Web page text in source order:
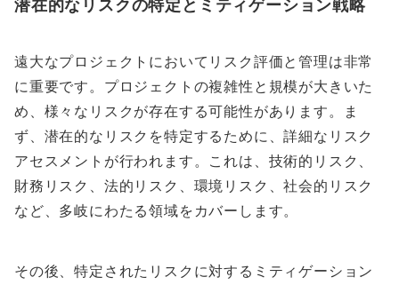
潜在的なリスクの特定とミティゲーション戦略
遠大なプロジェクトにおいてリスク評価と管理は非常
に重要です。プロジェクトの複雑性と規模が大きいた
め、様々なリスクが存在する可能性があります。ま
ず、潜在的なリスクを特定するために、詳細なリスク
アセスメントが行われます。これは、技術的リスク、
財務リスク、法的リスク、環境リスク、社会的リスク
など、多岐にわたる領域をカバーします。
その後、特定されたリスクに対するミティゲーション